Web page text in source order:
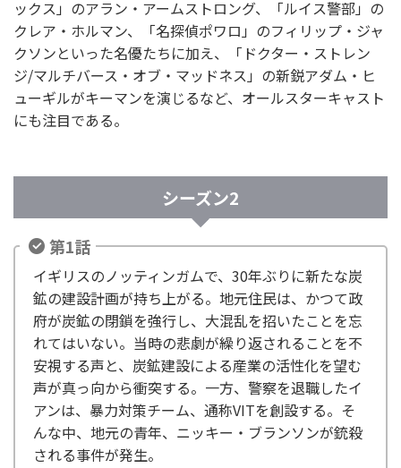
ックス」のアラン・アームストロング、「ルイス警部」の
クレア・ホルマン、「名探偵ポワロ」のフィリップ・ジャ
クソンといった名優たちに加え、「ドクター・ストレン
ジ/マルチバース・オブ・マッドネス」の新鋭アダム・ヒ
ューギルがキーマンを演じるなど、オールスターキャスト
にも注目である。
シーズン2
第1話
イギリスのノッティンガムで、30年ぶりに新たな炭
鉱の建設計画が持ち上がる。地元住民は、かつて政
府が炭鉱の閉鎖を強行し、大混乱を招いたことを忘
れてはいない。当時の悲劇が繰り返されることを不
安視する声と、炭鉱建設による産業の活性化を望む
声が真っ向から衝突する。一方、警察を退職したイ
アンは、暴力対策チーム、通称VITを創設する。そ
んな中、地元の青年、ニッキー・ブランソンが銃殺
される事件が発生。